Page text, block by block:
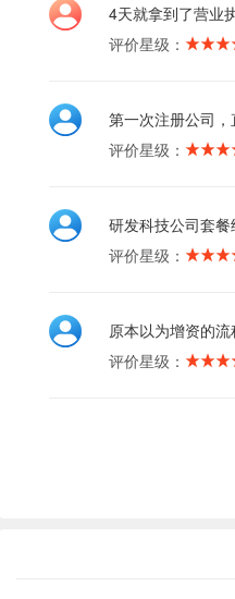
4天就拿到了营业
评价星级：
第一次注册公司
评价星级：
研发科技公司套餐
评价星级：
原本以为增资的
评价星级：